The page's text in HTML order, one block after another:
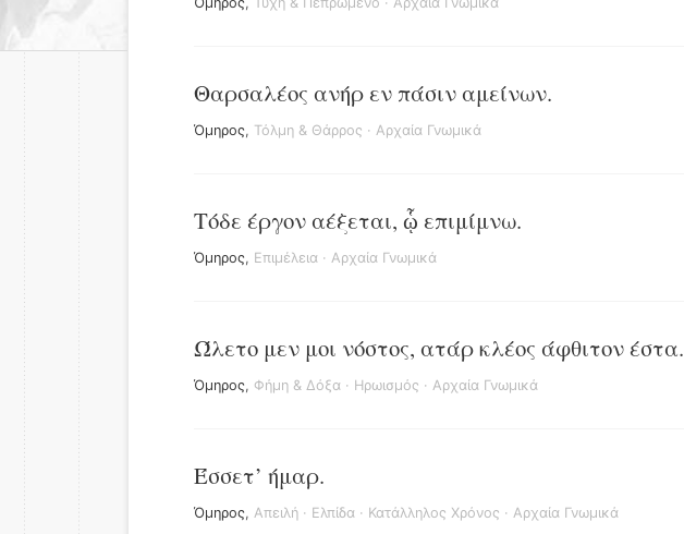
Θαρσαλέος ανήρ εν πάσιν αμείνων.
Όμηρος, Τόλμη & Θάρρος · Αρχαία Γνωμικά
Τόδε έργον αέξεται, ᾧ επιμίμνω.
Όμηρος, Επιμέλεια · Αρχαία Γνωμικά
Ώλετο μεν μοι νόστος, ατάρ κλέος άφθιτον έστα.
Όμηρος, Φήμη & Δόξα · Ηρωισμός · Αρχαία Γνωμικά
Έσσετ’ ήμαρ.
Όμηρος, Απειλή · Ελπίδα · Κατάλληλος Χρόνος · Αρχαία Γνωμικά